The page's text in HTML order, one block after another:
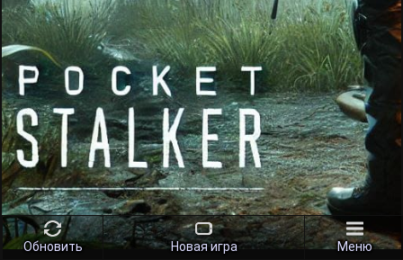
Обновить Новая игра Меню